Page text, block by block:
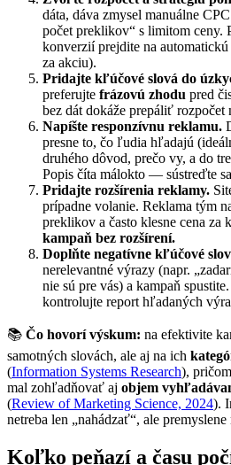
dáta, dáva zmysel manuálne
počet preklikov“ s limitom ceny.
konverzií prejdite na
za akciu).
Pridajte kľúčové slová do
preferujte frázovú zhodu pred
bez dát dokáže prepáliť rozpočet
Napíšte responzívnu reklamu.
presne to, čo ľudia hľadajú
druhého dôvod, prečo vy, a do
Popis číta málokto — sústreďte
Pridajte rozšírenia reklamy.
prípadne volanie. Reklama tým
preklikov a často klesne cena za
kampaň bez rozšírení.
Doplňte negatívne kľúčové
nerelevantné výrazy (napr.
nie sú pre vás) a kampaň
kontrolujte report hľadaných
📚 Čo hovorí výskum: na efektivite
samotných slovách, ale aj na ich
(Information Systems Research),
mal zohľadňovať aj objem
(Review of Marketing Science, 2024).
netreba len „nahádzať“, ale
Koľko peňazí a času